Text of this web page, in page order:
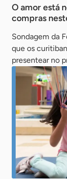
O amor está
compras
Sondagem da
que os
presentear no